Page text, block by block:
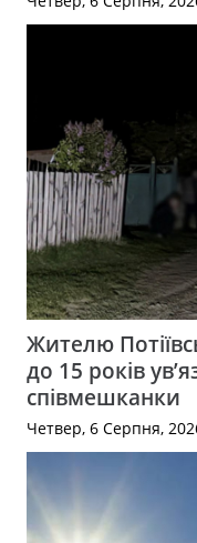
Жителю
до 15 років
співмешканки
Четвер, 6 Серпня,